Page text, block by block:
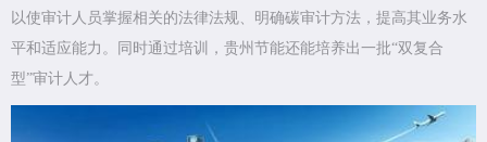
以使审计人员掌握相关的法律法规、明确碳审计方法，提高其业务水
平和适应能力。同时通过培训，贵州节能还能培养出一批“双复合
型”审计人才。